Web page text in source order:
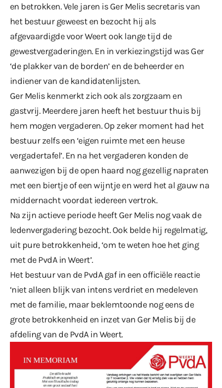
en betrokken. Vele jaren is Ger Melis secretaris van
het bestuur geweest en bezocht hij als
afgevaardigde voor Weert ook lange tijd de
gewestvergaderingen. En in verkiezingstijd was Ger
‘de plakker van de borden’ en de beheerder en
indiener van de kandidatenlijsten.
Ger Melis kenmerkt zich ook als zorgzaam en
gastvrij. Meerdere jaren heeft het bestuur thuis bij
hem mogen vergaderen. Op zeker moment had het
bestuur zelfs een ‘eigen ruimte met een heuse
vergadertafel’. En na het vergaderen konden de
aanwezigen bij de open haard nog gezellig napraten
met een biertje of een wijntje en werd het al gauw na
middernacht voordat iedereen vertrok.
Na zijn actieve periode heeft Ger Melis nog vaak de
ledenvergadering bezocht. Ook belde hij regelmatig,
uit pure betrokkenheid, ‘om te weten hoe het ging
met de PvdA in Weert’.
Het bestuur van de PvdA gaf in een officiële reactie
‘niet alleen blijk van intens verdriet en medeleven
met de familie, maar beklemtoonde nog eens de
grote betrokkenheid en inzet van Ger Melis bij de
afdeling van de PvdA in Weert.